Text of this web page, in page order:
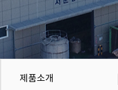
제품소개